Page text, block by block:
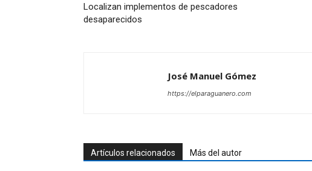
Localizan implementos de pescadores
desaparecidos
José Manuel Gómez
https://elparaguanero.com
Artículos relacionados Más del autor